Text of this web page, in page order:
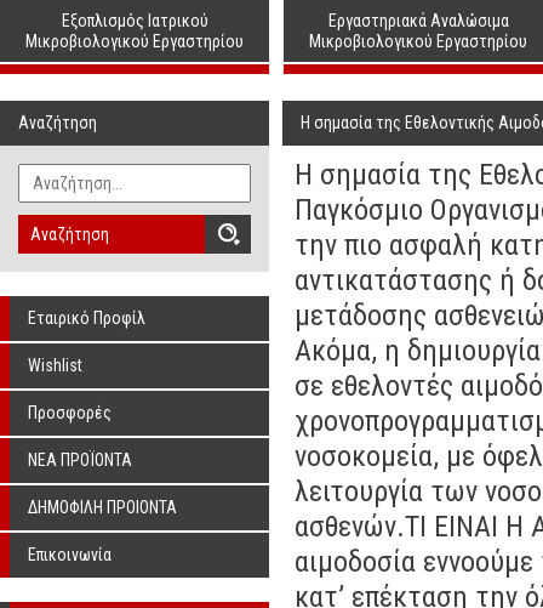
Εξοπλισμός Ιατρικού
Μικροβιολογικού Εργαστηρίου
Εργαστηριακά Αναλώσιμα
Μικροβιολογικού Εργαστηρίου
Η σημασία της Εθελοντικής
Η σημασία της
Παγκόσμιο
την πιο ασφαλή
αντικατάστασης ή
μετάδοσης
Ακόμα, η
σε εθελοντές
νοσοκομεία, με
λειτουργία των
ασθενών.ΤΙ ΕΙΝΑΙ
αιμοδοσία
κατ’ επέκταση την
Αναζήτηση
Αναζήτηση
Εταιρικό Προφίλ
Wishlist
Προσφορές
ΝΕΑ ΠΡΟΪΟΝΤΑ
ΔΗΜΟΦΙΛΗ ΠΡΟΙΟΝΤΑ
Επικοινωνία